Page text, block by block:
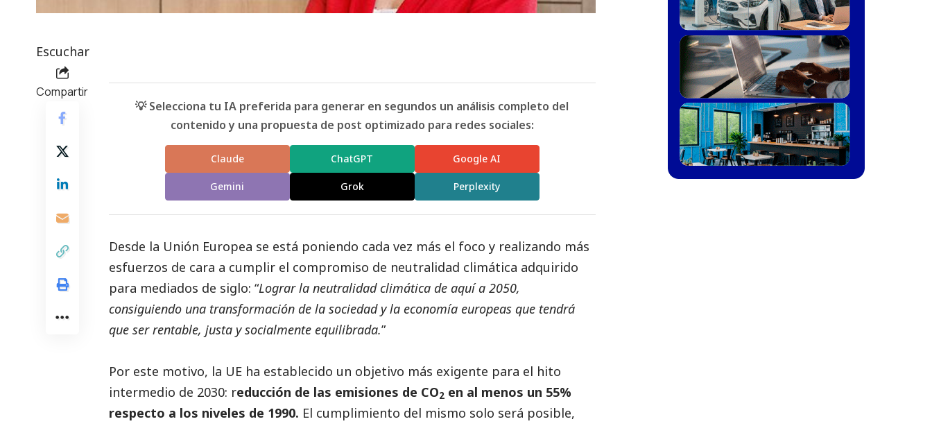
Escuchar
Compartir
💡 Selecciona tu IA preferida para generar en segundos un análisis completo del
contenido y una propuesta de post optimizado para redes sociales:
Claude ChatGPT Google AI
Gemini Grok Perplexity
Desde la Unión Europea se está poniendo cada vez más el foco y realizando más
esfuerzos de cara a cumplir el compromiso de neutralidad climática adquirido
para mediados de siglo: “Lograr la neutralidad climática de aquí a 2050,
consiguiendo una transformación de la sociedad y la economía europeas que tendrá
que ser rentable, justa y socialmente equilibrada.”
Por este motivo, la UE ha establecido un objetivo más exigente para el hito
intermedio de 2030: reducción de las emisiones de CO2 en al menos un 55%
respecto a los niveles de 1990. El cumplimiento del mismo solo será posible,